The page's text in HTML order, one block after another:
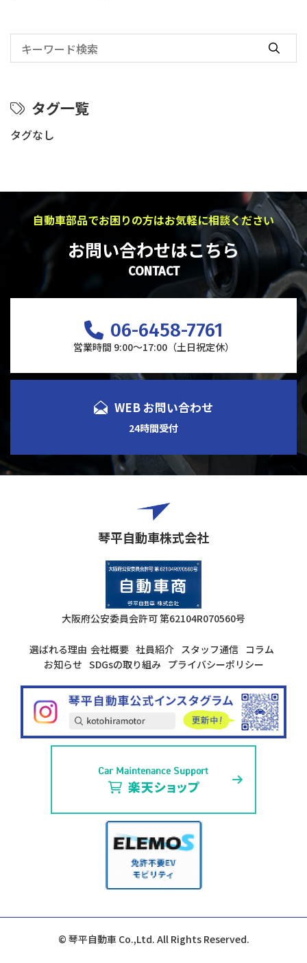
タグ一覧
タグなし
自動車部品でお困りの方はお気軽に相談ください
お問い合わせはこちら
CONTACT
06-6458-7761
営業時間 9:00～17:00（土日祝定休）
WEB お問い合わせ
24時間受付
琴平自動車株式会社
大阪府公安委員会許可第62104R070560号
選ばれる理由 会社概要 社員紹介 スタッフ通信 コラム
お知らせ SDGsの取り組み プライバシーポリシー
© 琴平自動車 Co.,Ltd. All Rights Reserved.